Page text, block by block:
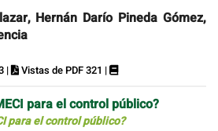
Hernán Darío Pineda Gómez,
| Vistas de PDF 321 |
para el control público?
para el control público?